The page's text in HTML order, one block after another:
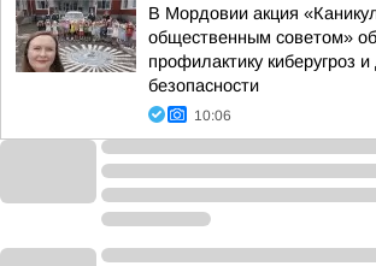
В Мордовии акция
общественным советом»
профилактику киберугроз
безопасности
10:06